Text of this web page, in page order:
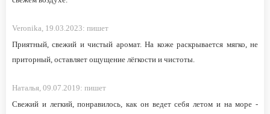
Veronika, 19.03.2023: пишет
Приятный, свежий и чистый аромат. На коже раскрывается мягко, не
приторный, оставляет ощущение лёгкости и чистоты.
Наталья, 09.07.2019: пишет
Свежий и легкий, понравилось, как он ведет себя летом и на море -